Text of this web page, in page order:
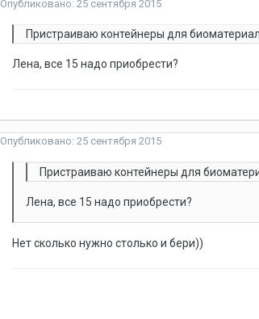
Опубликовано: 25 сентября 2015
Пристраиваю контейнеры для
Лена, все 15 надо приобрести?
Опубликовано: 25 сентября 2015
Пристраиваю контейнеры для
Лена, все 15 надо приобрести?
Нет сколько нужно столько и бери))